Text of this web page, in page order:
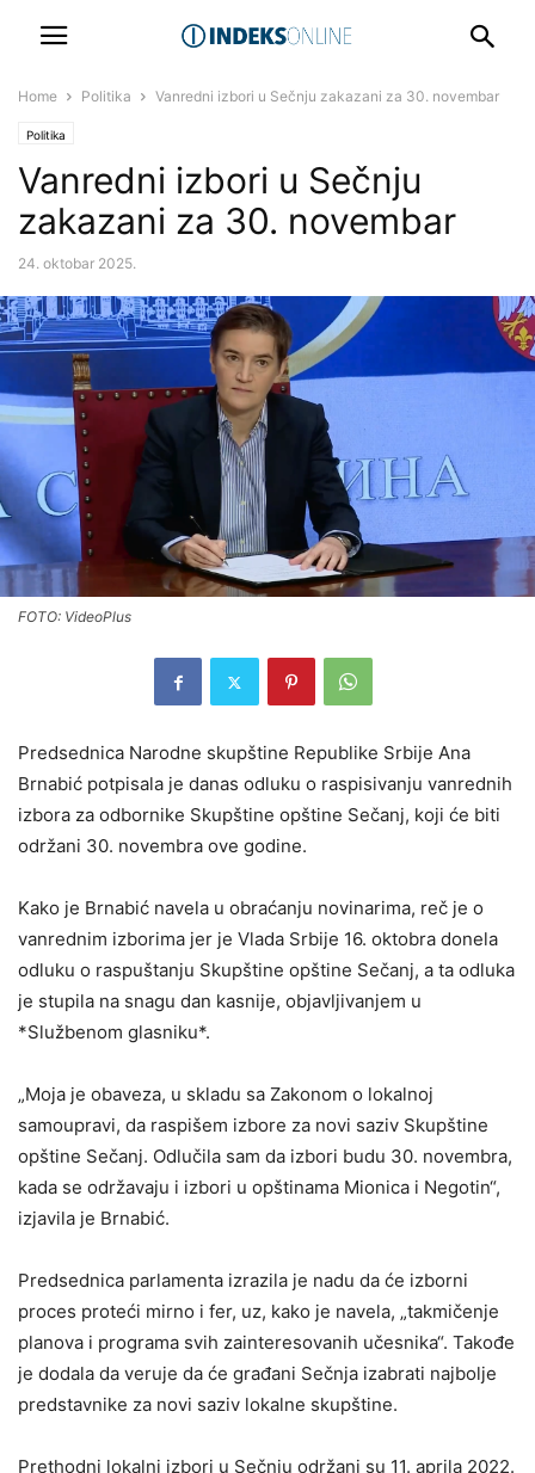
Home Politika Vanredni izbori u Sečnju zakazani za 30. novembar
Politika
Vanredni izbori u Sečnju
zakazani za 30. novembar
24. oktobar 2025.
FOTO: VideoPlus
Predsednica Narodne skupštine Republike Srbije Ana
Brnabić potpisala je danas odluku o raspisivanju vanrednih
izbora za odbornike Skupštine opštine Sečanj, koji će biti
održani 30. novembra ove godine.
Kako je Brnabić navela u obraćanju novinarima, reč je o
vanrednim izborima jer je Vlada Srbije 16. oktobra donela
odluku o raspuštanju Skupštine opštine Sečanj, a ta odluka
je stupila na snagu dan kasnije, objavljivanjem u
*Službenom glasniku*.
„Moja je obaveza, u skladu sa Zakonom o lokalnoj
samoupravi, da raspišem izbore za novi saziv Skupštine
opštine Sečanj. Odlučila sam da izbori budu 30. novembra,
kada se održavaju i izbori u opštinama Mionica i Negotin“,
izjavila je Brnabić.
Predsednica parlamenta izrazila je nadu da će izborni
proces proteći mirno i fer, uz, kako je navela, „takmičenje
planova i programa svih zainteresovanih učesnika“. Takođe
je dodala da veruje da će građani Sečnja izabrati najbolje
predstavnike za novi saziv lokalne skupštine.
Prethodni lokalni izbori u Sečnju održani su 11. aprila 2022.